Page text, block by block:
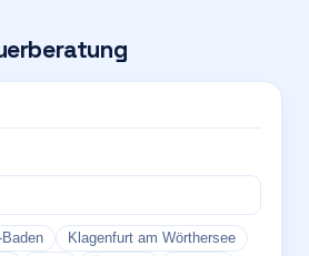
Baden
Klagenfurt am Wörthersee